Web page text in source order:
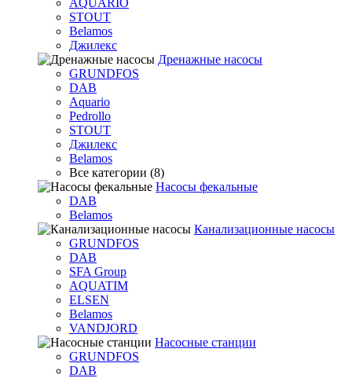
AQUARIO
STOUT
Belamos
Джилекс
Дренажные насосы
GRUNDFOS
DAB
Aquario
Pedrollo
STOUT
Джилекс
Belamos
Все категории (8)
Насосы фекальные
DAB
Belamos
Канализационные насосы
GRUNDFOS
DAB
SFA Group
AQUATIM
ELSEN
Belamos
VANDJORD
Насосные станции
GRUNDFOS
DAB